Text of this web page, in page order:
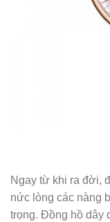
Ngay từ khi ra đời,
nức lòng các nàng
trọng. Đồng hồ dây